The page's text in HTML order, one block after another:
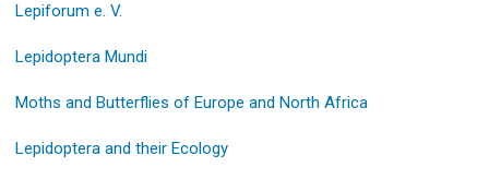
Lepiforum e. V.
Lepidoptera Mundi
Moths and Butterflies of Europe and North Africa
Lepidoptera and their Ecology